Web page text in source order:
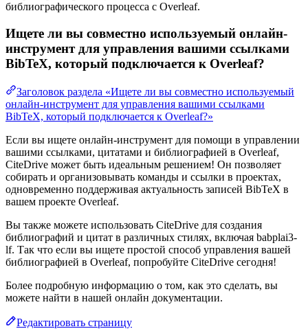
библиографического процесса с Overleaf.
Ищете ли вы совместно используемый онлайн-
инструмент для управления вашими ссылками
BibTeX, который подключается к Overleaf?
Заголовок раздела «Ищете ли вы совместно используемый
онлайн-инструмент для управления вашими ссылками
BibTeX, который подключается к Overleaf?»
Если вы ищете онлайн-инструмент для помощи в управлении
вашими ссылками, цитатами и библиографией в Overleaf,
CiteDrive может быть идеальным решением! Он позволяет
собирать и организовывать команды и ссылки в проектах,
одновременно поддерживая актуальность записей BibTeX в
вашем проекте Overleaf.
Вы также можете использовать CiteDrive для создания
библиографий и цитат в различных стилях, включая babplai3-
lf. Так что если вы ищете простой способ управления вашей
библиографией в Overleaf, попробуйте CiteDrive сегодня!
Более подробную информацию о том, как это сделать, вы
можете найти в нашей онлайн документации.
Редактировать страницу